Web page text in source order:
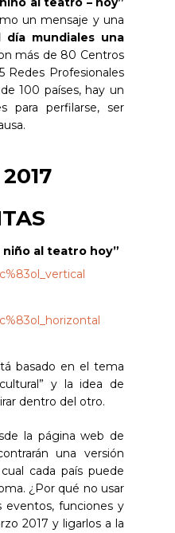
un mensaje y una
día mundiales una
más de 80 Centros
Redes Profesionales
100 países, hay un
para perfilarse, ser
niño al teatro hoy”
basado en el tema
y la idea de
dentro del otro.
la página web de
una versión
cada país puede
¿Por qué no usar
eventos, funciones y
2017 y ligarlos a la